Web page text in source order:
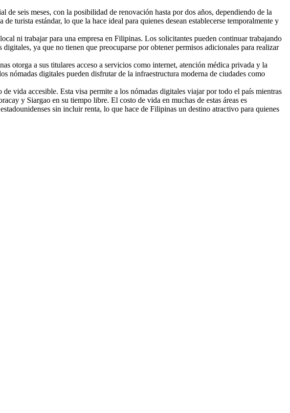
seis meses, con la posibilidad de renovación hasta por dos años, dependiendo de la
turista estándar, lo que la hace ideal para quienes desean establecerse temporalmente y
ni trabajar para una empresa en Filipinas. Los solicitantes pueden continuar trabajando
ya que no tienen que preocuparse por obtener permisos adicionales para realizar
otorga a sus titulares acceso a servicios como internet, atención médica privada y la
nómadas digitales pueden disfrutar de la infraestructura moderna de ciudades como
vida accesible. Esta visa permite a los nómadas digitales viajar por todo el país mientras
y Siargao en su tiempo libre. El costo de vida en muchas de estas áreas es
sin incluir renta, lo que hace de Filipinas un destino atractivo para quienes